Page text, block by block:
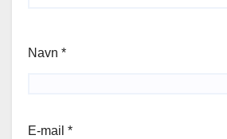
Navn *
E-mail *